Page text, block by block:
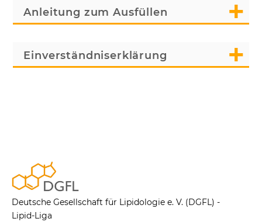
Anleitung zum Ausfüllen
Einverständniserklärung
Deutsche Gesellschaft für Lipidologie e. V. (DGFL) -
Lipid-Liga